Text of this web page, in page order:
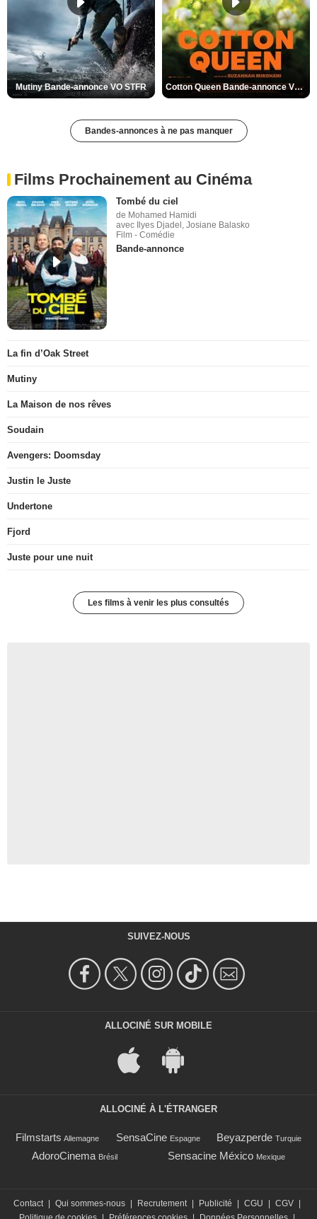
Mutiny Bande-annonce VO STFR Cotton Queen Bande-annonce VO STFR
Bandes-annonces à ne pas manquer
Films Prochainement au Cinéma
Tombé du ciel
de Mohamed Hamidi
avec Ilyes Djadel, Josiane Balasko
Film - Comédie
Bande-annonce
La fin d’Oak Street
Mutiny
La Maison de nos rêves
Soudain
Avengers: Doomsday
Justin le Juste
Undertone
Fjord
Juste pour une nuit
Les films à venir les plus consultés
SUIVEZ-NOUS
ALLOCINÉ SUR MOBILE
ALLOCINÉ À L'ÉTRANGER
Filmstarts Allemagne SensaCine Espagne Beyazperde Turquie
AdoroCinema Brésil Sensacine México Mexique
Contact | Qui sommes-nous | Recrutement | Publicité | CGU | CGV |